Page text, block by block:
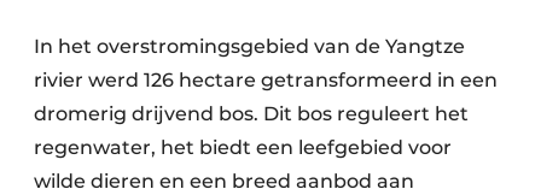
In het overstromingsgebied van de Yangtze
rivier werd 126 hectare getransformeerd in een
dromerig drijvend bos. Dit bos reguleert het
regenwater, het biedt een leefgebied voor
wilde dieren en een breed aanbod aan